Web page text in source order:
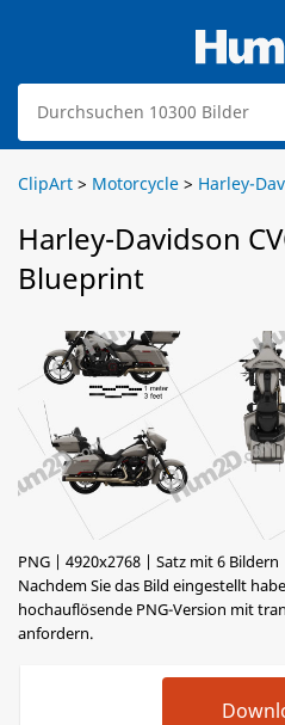
ClipArt > Motorcycle > Harley-
Harley-Davidson
Blueprint
PNG | 4920x2768 | Satz mit 6 Bildern
Nachdem Sie das Bild eingestellt
hochauflösende PNG-Version mit
anfordern.